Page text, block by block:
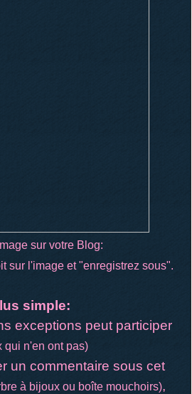
sur votre Blog:
sur l'image et "enregistrez sous".
simple:
exceptions peut participer
qui n'en ont pas)
un commentaire sous cet
à bijoux ou boîte mouchoirs),